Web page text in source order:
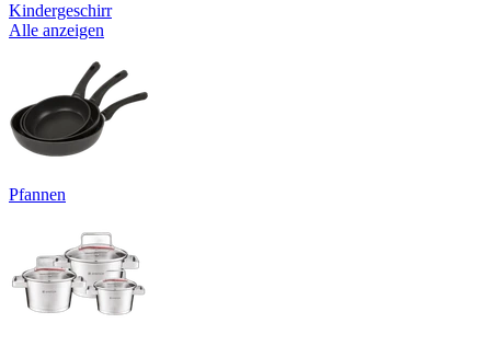
Kindergeschirr
Alle anzeigen
Pfannen